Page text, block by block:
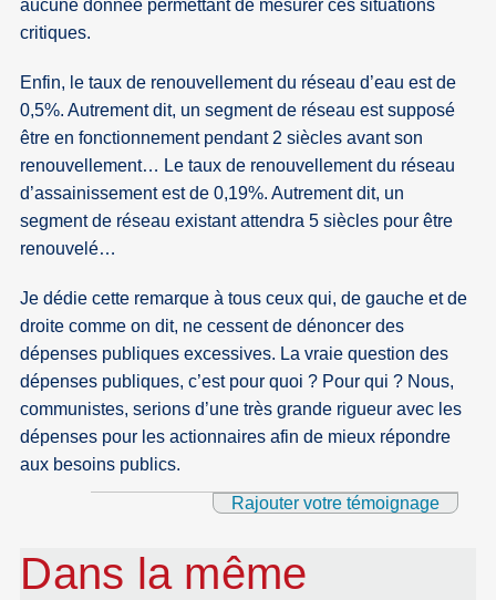
aucune donnée permettant de mesurer ces situations
critiques.
Enfin, le taux de renouvellement du réseau d’eau est de
0,5%. Autrement dit, un segment de réseau est supposé
être en fonctionnement pendant 2 siècles avant son
renouvellement… Le taux de renouvellement du réseau
d’assainissement est de 0,19%. Autrement dit, un
segment de réseau existant attendra 5 siècles pour être
renouvelé…
Je dédie cette remarque à tous ceux qui, de gauche et de
droite comme on dit, ne cessent de dénoncer des
dépenses publiques excessives. La vraie question des
dépenses publiques, c’est pour quoi ? Pour qui ? Nous,
communistes, serions d’une très grande rigueur avec les
dépenses pour les actionnaires afin de mieux répondre
aux besoins publics.
Rajouter votre témoignage
Dans la même